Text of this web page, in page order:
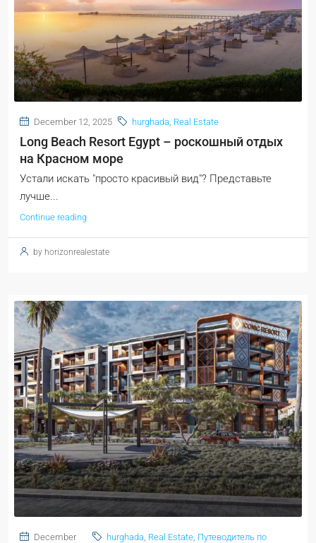
December 12, 2025 hurghada Real Estate
Long Beach Resort Egypt – роскошный отдых
на Красном море
Устали искать "просто красивый вид"? Представьте
лучше...
Continue reading
by horizonrealestate
December
hurghada Real Estate, Путеводитель по